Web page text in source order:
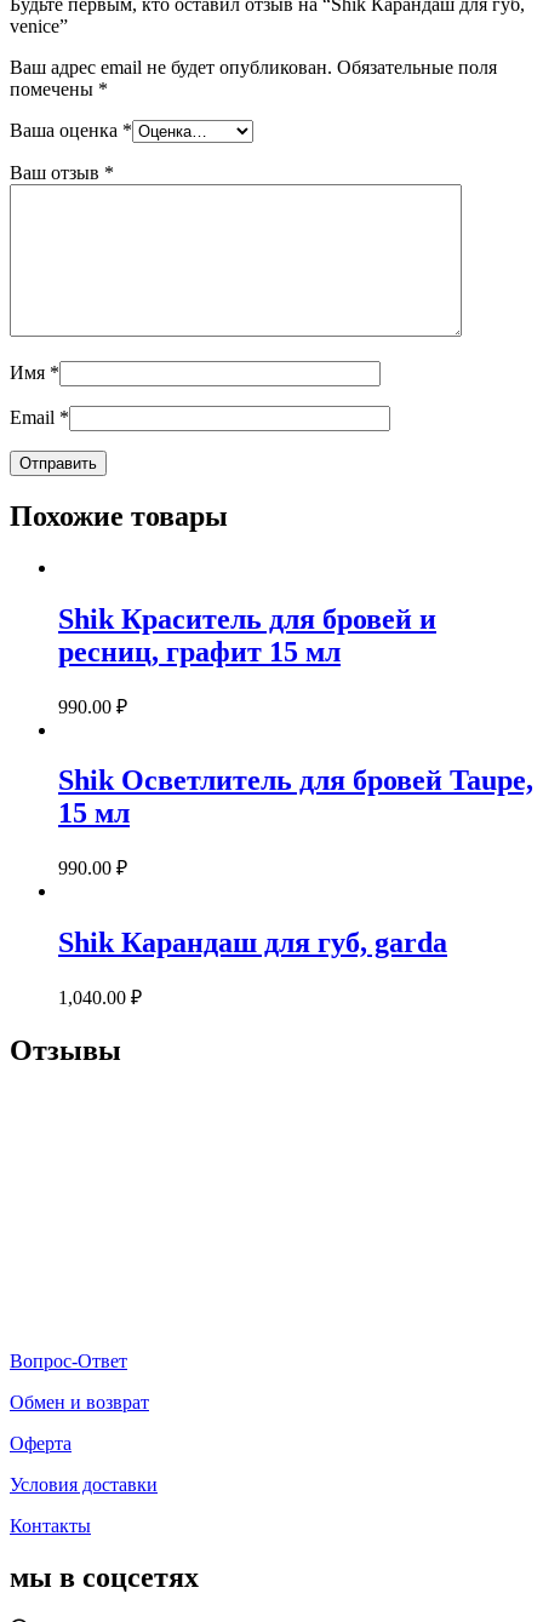
venice”
Ваш адрес email не будет опубликован. Обязательные поля
помечены *
Ваша оценка *
Ваш отзыв *
Имя *
Email *
Похожие товары
Shik Краситель для бровей и
ресниц, графит 15 мл
990.00 ₽
Shik Осветлитель для бровей Taupe,
15 мл
990.00 ₽
Shik Карандаш для губ, garda
1,040.00 ₽
Отзывы
Вопрос-Ответ
Обмен и возврат
Оферта
Условия доставки
Контакты
мы в соцсетях